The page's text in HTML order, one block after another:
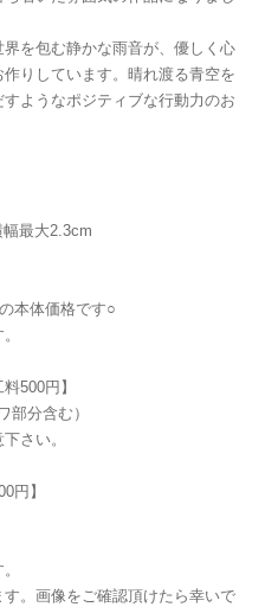
を包む静かな雨音が、優しく心
りしています。晴れ渡る青空を
ようなポジティブな行動力のお
最大2.3cm
本体価格です○
500円】
部分含む）
さい。
円】
。画像をご確認頂けたら幸いで